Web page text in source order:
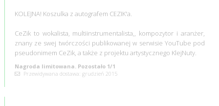
KOLEJNA! Koszulka z autografem CEZIK'a.
CeZik to wokalista, multiinstrumentalista,, kompozytor i aranżer,
znany ze swej twórczości publikowanej w serwisie YouTube pod
pseudonimem CeZik, a także z projektu artystycznego KlejNuty.
Nagroda limitowana. Pozostało 1/1
Przewidywana dostawa: grudzień 2015